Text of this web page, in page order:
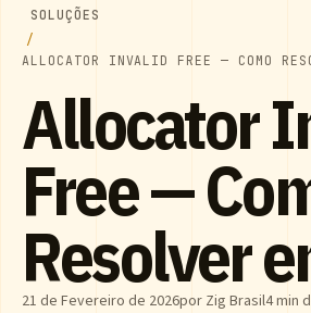
SOLUÇÕES
ALLOCATOR INVALID FREE — COMO
Allocator
Free —
Resolver
21 de Fevereiro de 2026por Zig Brasil4 min